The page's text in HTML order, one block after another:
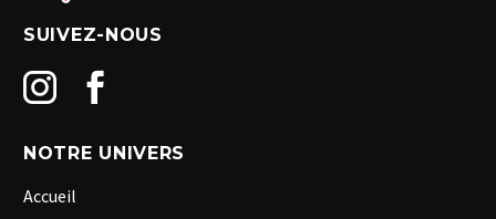
SUIVEZ-NOUS
NOTRE UNIVERS
Accueil